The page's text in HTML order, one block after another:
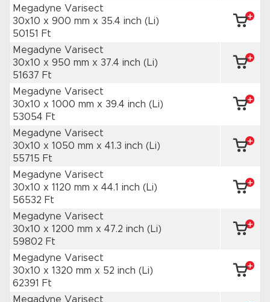
Megadyne Varisect
30x10 x 900 mm x 35.4 inch (Li)
50151 Ft
Megadyne Varisect
30x10 x 950 mm x 37.4 inch (Li)
51637 Ft
Megadyne Varisect
30x10 x 1000 mm x 39.4 inch (Li)
53054 Ft
Megadyne Varisect
30x10 x 1050 mm x 41.3 inch (Li)
55715 Ft
Megadyne Varisect
30x10 x 1120 mm x 44.1 inch (Li)
56532 Ft
Megadyne Varisect
30x10 x 1200 mm x 47.2 inch (Li)
59802 Ft
Megadyne Varisect
30x10 x 1320 mm x 52 inch (Li)
62391 Ft
Megadyne Varisect